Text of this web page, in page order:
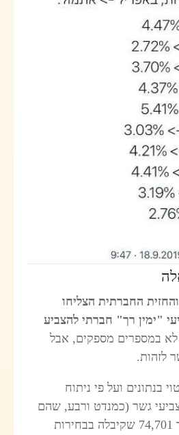
החברתית הצליחו
"ימין רך" חברתי להצביע
לא במספרים מספקים, אבל
לזהות.
בנתונים ועל פי ניתוח
כ-56% ממצביעי גשר (כמנדט ורבע, שהם
כ-41,882 קולות מתוך 74,701 שקיבלה בבחירות